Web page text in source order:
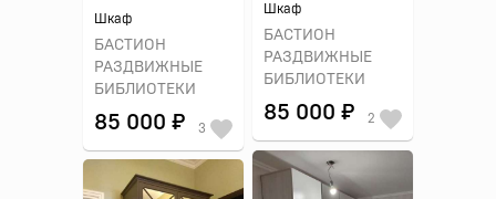
Шкаф
БАСТИОН
РАЗДВИЖНЫЕ
БИБЛИОТЕКИ
85 000 ₽ 3
Шкаф
БАСТИОН
РАЗДВИЖНЫЕ
БИБЛИОТЕКИ
85 000 ₽ 2